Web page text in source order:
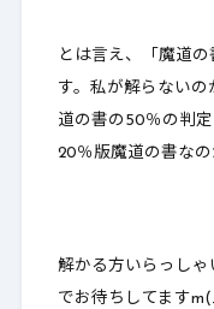
とは言え、「魔道
す。私が解らないの
道の書の50％の判定
20％版魔道の書な
解かる方いらっし
でお待ちしてます